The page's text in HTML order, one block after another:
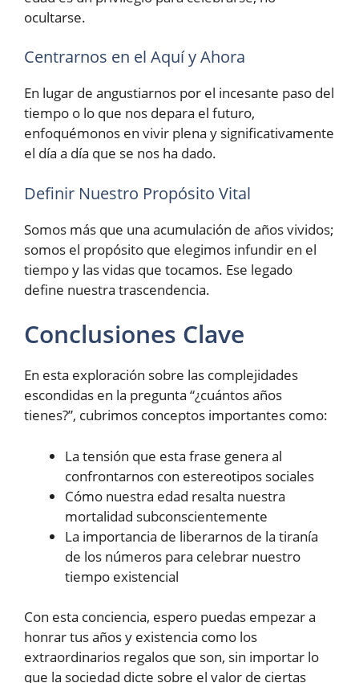
ocultarse.
Centrarnos en el Aquí y Ahora
En lugar de angustiarnos por el incesante paso del
tiempo o lo que nos depara el futuro,
enfoquémonos en vivir plena y significativamente
el día a día que se nos ha dado.
Definir Nuestro Propósito Vital
Somos más que una acumulación de años vividos;
somos el propósito que elegimos infundir en el
tiempo y las vidas que tocamos. Ese legado
define nuestra trascendencia.
Conclusiones Clave
En esta exploración sobre las complejidades
escondidas en la pregunta “¿cuántos años
tienes?”, cubrimos conceptos importantes como:
La tensión que esta frase genera al
confrontarnos con estereotipos sociales
Cómo nuestra edad resalta nuestra
mortalidad subconscientemente
La importancia de liberarnos de la tiranía
de los números para celebrar nuestro
tiempo existencial
Con esta conciencia, espero puedas empezar a
honrar tus años y existencia como los
extraordinarios regalos que son, sin importar lo
que la sociedad dicte sobre el valor de ciertas